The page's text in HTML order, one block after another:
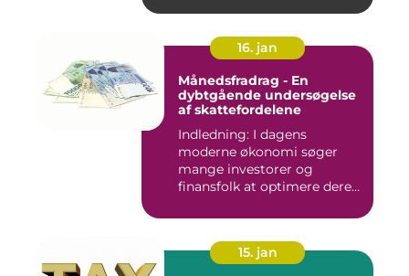
16. jan
Månedsfradrag - En
dybtgående undersøgelse
af skattefordelene
Indledning: I dagens
moderne økonomi søger
mange investorer og
finansfolk at optimere deres
15. jan